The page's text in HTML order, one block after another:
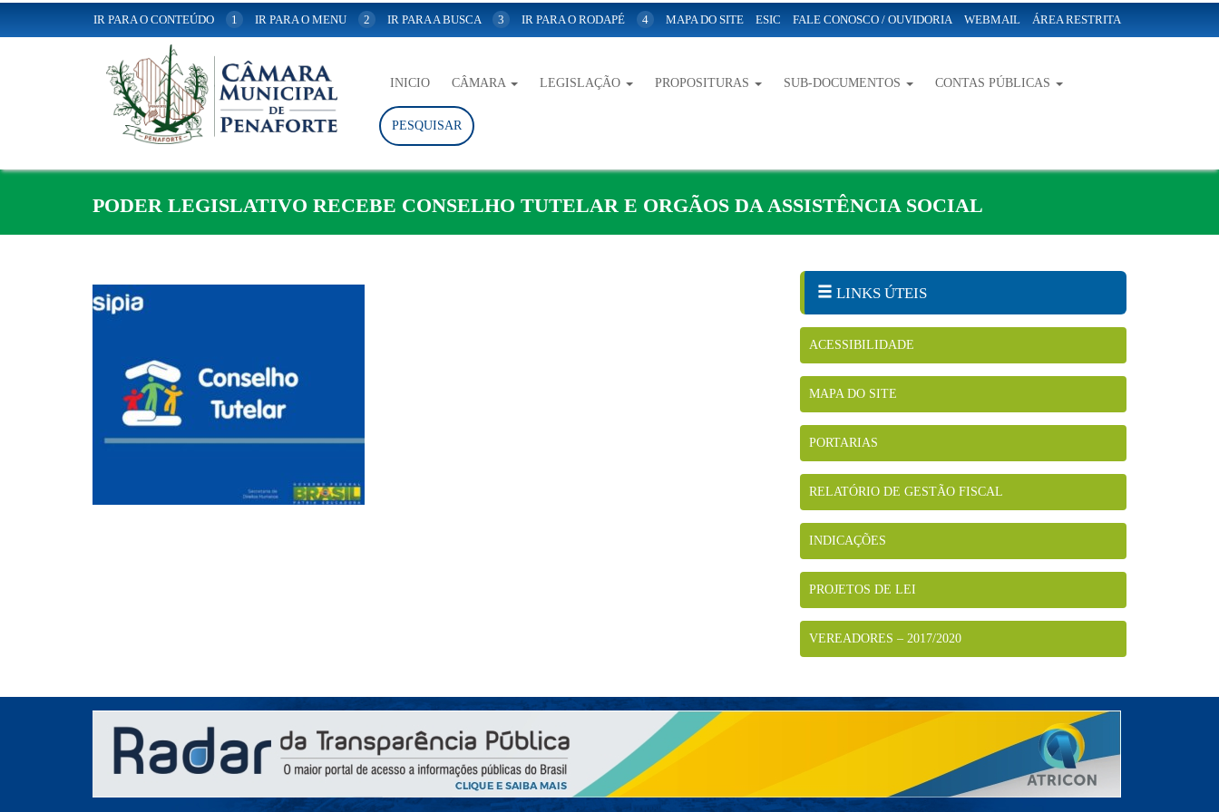
IR PARA O CONTEÚDO 1 IR PARA O MENU 2 IR PARA A BUSCA 3 IR PARA O RODAPÉ 4 MAPA DO SITE ESIC FALE CONOSCO / OUVIDORIA WEBMAIL ÁREA RESTRITA
INICIO CÂMARA LEGISLAÇÃO PROPOSITURAS SUB-DOCUMENTOS CONTAS PÚBLICAS
PESQUISAR
PODER LEGISLATIVO RECEBE CONSELHO TUTELAR E ORGÃOS DA ASSISTÊNCIA SOCIAL
LINKS ÚTEIS
ACESSIBILIDADE
MAPA DO SITE
PORTARIAS
RELATÓRIO DE GESTÃO FISCAL
INDICAÇÕES
PROJETOS DE LEI
VEREADORES – 2017/2020